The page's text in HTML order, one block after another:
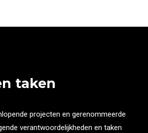
taken
projecten en gerenommeerde
verantwoordelijkheden en taken